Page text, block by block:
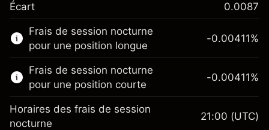
Ce marché financier est disponible pour le
trading de CFD.
En savoir plus sur :
CFD
Écart 0.0087
Frais de session nocturne
pour une position longue
-0.00411%
Frais de session nocturne
pour une position courte
-0.00411%
Horaires des frais de session
nocturne
21:00 (UTC)